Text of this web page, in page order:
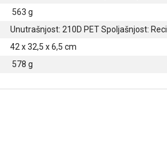
563 g
Unutrašnjost: 210D PET Spoljašnjost:
42 x 32,5 x 6,5 cm
578 g